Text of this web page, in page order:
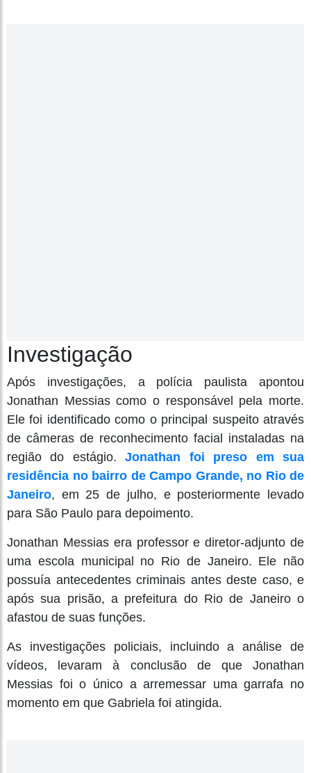
Investigação
Após investigações, a polícia paulista apontou
Jonathan Messias como o responsável pela morte.
Ele foi identificado como o principal suspeito através
de câmeras de reconhecimento facial instaladas na
região do estágio.Jonathan foi preso em sua
residência no bairro de Campo Grande, no Rio de
Janeiro, em 25 de julho, e posteriormente levado
para São Paulo para depoimento.
Jonathan Messias era professor e diretor-adjunto de
uma escola municipal no Rio de Janeiro. Ele não
possuía antecedentes criminais antes deste caso, e
após sua prisão, a prefeitura do Rio de Janeiro o
afastou de suas funções.
As investigações policiais, incluindo a análise de
vídeos, levaram à conclusão de que Jonathan
Messias foi o único a arremessar uma garrafa no
momento em que Gabriela foi atingida.